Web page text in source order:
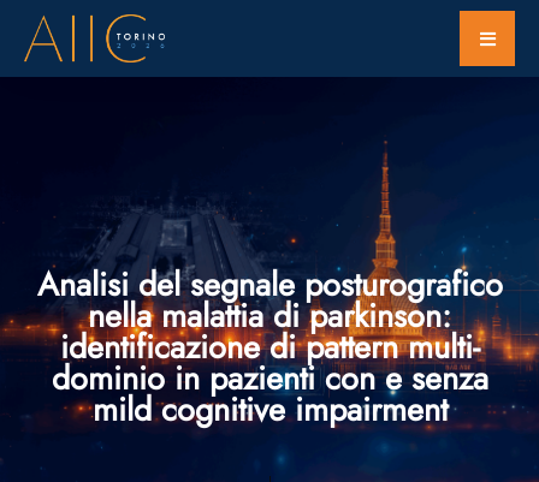
Analisi del segnale posturografico
nella malattia di parkinson:
identificazione di pattern multi-
dominio in pazienti con e senza
mild cognitive impairment